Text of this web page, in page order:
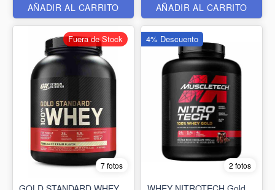
AÑADIR AL CARRITO
AÑADIR AL CARRITO
7 fotos
Fuera de Stock
2 fotos
4% Descuento